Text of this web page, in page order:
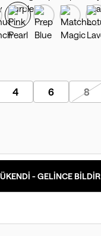
4 6 8
- GELİNCE BİLDİR